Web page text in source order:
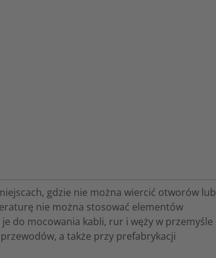
gdzie nie można wiercić otworów lub
nie można stosować elementów
do mocowania kabli, rur i węży w przemyśle
a także przy prefabrykacji